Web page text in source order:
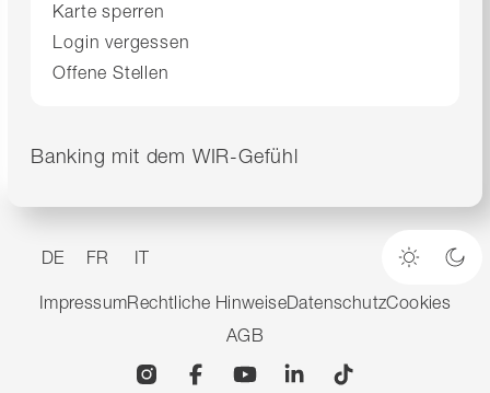
Karte sperren
Login vergessen
Offene Stellen
Banking mit dem WIR-Gefühl
DE FR IT
Heller
ImpressumRechtliche HinweiseDatenschutzCookies
AGB
InstagramFacebookYouTubeLinkedin